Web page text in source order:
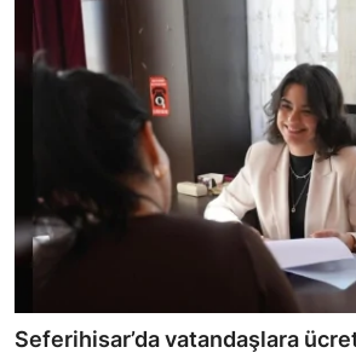
Seferihisar’da vatandaşlara